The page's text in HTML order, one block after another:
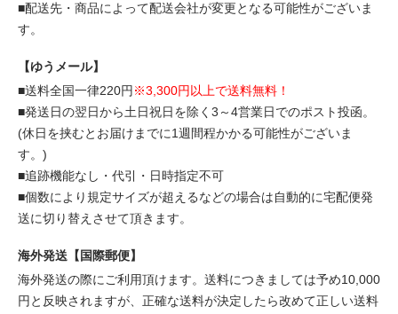
■配送先・商品によって配送会社が変更となる可能性がございま
す。
【ゆうメール】
■送料全国一律220円 ※3,300円以上で送料無料！
■発送日の翌日から土日祝日を除く3～4営業日でのポスト投函。
(休日を挟むとお届けまでに1週間程かかる可能性がございま
す。)
■追跡機能なし・代引・日時指定不可
■個数により規定サイズが超えるなどの場合は自動的に宅配便発
送に切り替えさせて頂きます。
海外発送【国際郵便】
海外発送の際にご利用頂けます。送料につきましては予め10,000
円と反映されますが、正確な送料が決定したら改めて正しい送料